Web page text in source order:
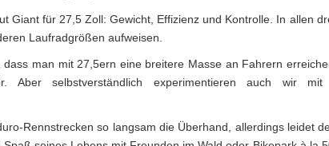
Giant für 27,5 Zoll: Gewicht, Effizienz und Kontrolle. In allen
Laufradgrößen aufweisen.
man mit 27,5ern eine breitere Masse an Fahrern
Aber selbstverständlich experimentieren auch wir mit
Rennstrecken so langsam die Überhand, allerdings leidet